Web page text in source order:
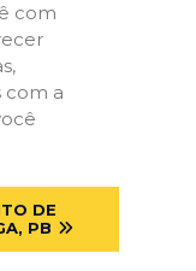
com
com a
DE
PB